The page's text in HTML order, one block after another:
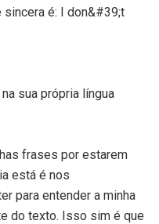
é: I don&#39;t
sua própria língua
frases por estarem
está é nos
para entender a minha
do texto. Isso sim é que